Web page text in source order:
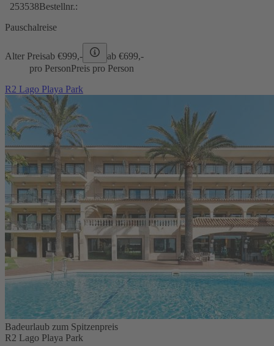
253538Bestellnr.:
Pauschalreise
Alter Preisab €999,- ab €699,-
pro PersonPreis pro Person
R2 Lago Playa Park
Badeurlaub zum Spitzenpreis
R2 Lago Playa Park